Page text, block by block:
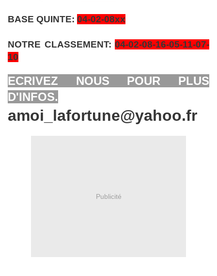
BASE QUINTE: 04-02-08xx
NOTRE CLASSEMENT: 04-02-08-16-05-11-07-
10
ECRIVEZ NOUS POUR PLUS
D'INFOS.
amoi_lafortune@yahoo.fr
Publicité